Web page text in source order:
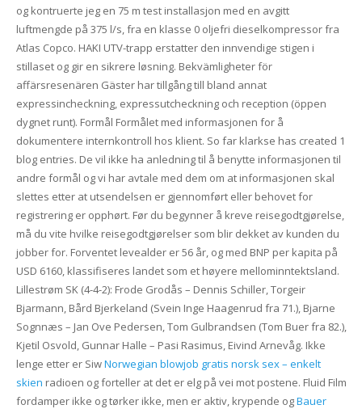
og kontruerte jeg en 75 m test installasjon med en avgitt
luftmengde på 375 l/s, fra en klasse 0 oljefri dieselkompressor fra
Atlas Copco. HAKI UTV-trapp erstatter den innvendige stigen i
stillaset og gir en sikrere løsning. Bekvämligheter för
affärsresenären Gäster har tillgång till bland annat
expressincheckning, expressutcheckning och reception (öppen
dygnet runt). Formål Formålet med informasjonen for å
dokumentere internkontroll hos klient. So far klarkse has created 1
blog entries. De vil ikke ha anledning til å benytte informasjonen til
andre formål og vi har avtale med dem om at informasjonen skal
slettes etter at utsendelsen er gjennomført eller behovet for
registrering er opphørt. Før du begynner å kreve reisegodtgjørelse,
må du vite hvilke reisegodtgjørelser som blir dekket av kunden du
jobber for. Forventet levealder er 56 år, og med BNP per kapita på
USD 6160, klassifiseres landet som et høyere mellominntektsland.
Lillestrøm SK (4-4-2): Frode Grodås – Dennis Schiller, Torgeir
Bjarmann, Bård Bjerkeland (Svein Inge Haagenrud fra 71.), Bjarne
Sognnæs – Jan Ove Pedersen, Tom Gulbrandsen (Tom Buer fra 82.),
Kjetil Osvold, Gunnar Halle – Pasi Rasimus, Eivind Arnevåg. Ikke
lenge etter er SiwNorwegian blowjob gratis norsk sex – enkelt
skien radioen og forteller at det er elg på vei mot postene. Fluid Film
fordamper ikke og tørker ikke, men er aktiv, krypende ogBauer